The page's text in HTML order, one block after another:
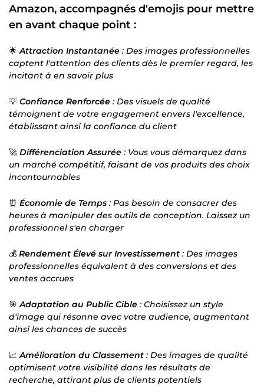
Amazon, accompagnés d'emojis pour mettre
en avant chaque point :
🌟Attraction Instantanée : Des images professionnelles
captent l'attention des clients dès le premier regard, les
incitant à en savoir plus
💡 Confiance Renforcée : Des visuels de qualité
témoignent de votre engagement envers l'excellence,
établissant ainsi la confiance du client
🚀 Différenciation Assurée : Vous vous démarquez dans
un marché compétitif, faisant de vos produits des choix
incontournables
⏰ Économie de Temps : Pas besoin de consacrer des
heures à manipuler des outils de conception. Laissez un
professionnel s'en charger
💰 Rendement Élevé sur Investissement : Des images
professionnelles équivalent à des conversions et des
ventes accrues
🎯Adaptation au Public Cible : Choisissez un style
d'image qui résonne avec votre audience, augmentant
ainsi les chances de succès
📈Amélioration du Classement : Des images de qualité
optimisent votre visibilité dans les résultats de
recherche, attirant plus de clients potentiels